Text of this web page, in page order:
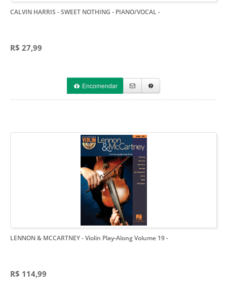
CALVIN HARRIS - SWEET NOTHING - PIANO/VOCAL-
R$ 27,99
Encomendar
LENNON & MCCARTNEY - Violin Play-Along Volume 19-
R$ 114,99